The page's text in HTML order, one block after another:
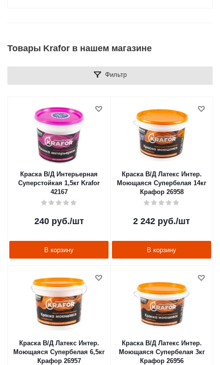
Товары Krafor в нашем магазине
Фильтр
Краска В/Д Интерьерная
Суперстойкая 1,5кг Krafor
42167
240руб./шт
В корзину
Краска В/Д Латекс Интер.
Моющаяся Супербелая 14кг
Крафор 26958
2 242 руб./шт
В корзину
Краска В/Д Латекс Интер.
Моющаяся Супербелая 6,5кг
Крафор 26957
Краска В/Д Латекс Интер.
Моющаяся Супербелая 3кг
Крафор 26956